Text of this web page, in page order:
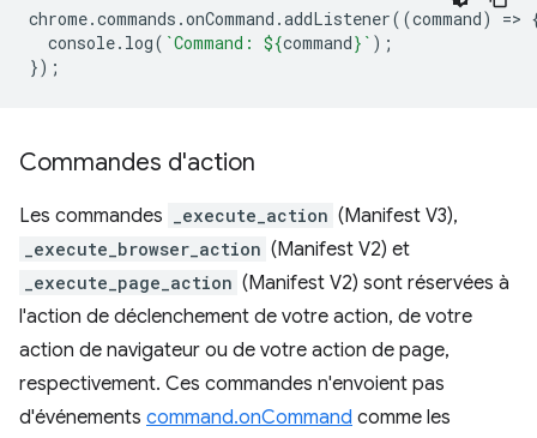
chrome.commands .onCommand .addListener((command) =>
console. log( `Command: ${command} ` );
});
Commandes d'action
Les commandes _execute_action (Manifest V3),
_execute_browser_action (Manifest V2) et
_execute_page_action (Manifest V2) sont réservées à
l'action de déclenchement de votre action, de votre
action de navigateur ou de votre action de page,
respectivement. Ces commandes n'envoient pas
d'événements command.onCommand comme les